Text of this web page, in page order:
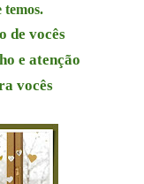
temos.
de vocês
e atenção
vocês